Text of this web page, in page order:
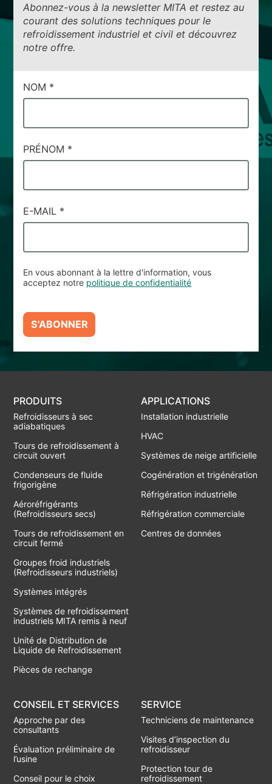
Abonnez-vous à la newsletter MITA et restez au
courant des solutions techniques pour le
refroidissement industriel et civil et découvrez
notre offre.
CAMPI
DI
NOM *
PRÉNOM *
E-MAIL *
En vous abonnant à la lettre d'information, vous
acceptez notre politique de confidentialité
S'ABONNER
PRODUITS
Refroidisseurs à sec
adiabatiques
Tours de refroidissement à
circuit ouvert
Condenseurs de fluide
frigorigène
Aéroréfrigérants
(Refroidisseurs secs)
Tours de refroidissement en
circuit fermé
Groupes froid industriels
(Refroidisseurs industriels)
Systèmes intégrés
Systèmes de refroidissement
industriels MITA remis à neuf
Unité de Distribution de
Liquide de Refroidissement
Pièces de rechange
APPLICATIONS
Installation industrielle
HVAC
Systèmes de neige artificielle
Cogénération et trigénération
Réfrigération industrielle
Réfrigération commerciale
Centres de données
CONSEIL ET SERVICES
Approche par des
consultants
Évaluation préliminaire de
l’usine
Conseil pour le choix
SERVICE
Techniciens de maintenance
Visites d’inspection du
refroidisseur
Protection tour de
refroidissement